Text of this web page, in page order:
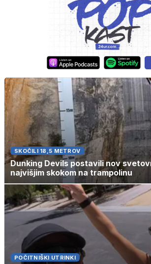
SKOČILI 18,5 METROV
Dunking Devils postavili nov
najvišjim skokom na trampolinu
POČITNIŠKI UTRINKI